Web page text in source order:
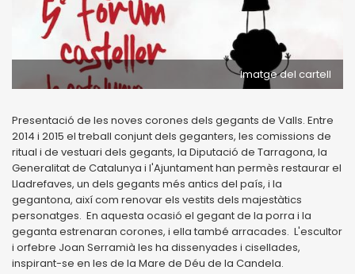
Imatge del cartell
Presentació de les noves corones dels gegants de Valls. Entre
2014 i 2015 el treball conjunt dels geganters, les comissions de
ritual i de vestuari dels gegants, la Diputació de Tarragona, la
Generalitat de Catalunya i l'Ajuntament han permès restaurar el
Lladrefaves, un dels gegants més antics del país, i la
gegantona, així com renovar els vestits dels majestàtics
personatges. En aquesta ocasió el gegant de la porra i la
geganta estrenaran corones, i ella també arracades. L'escultor
i orfebre Joan Serramià les ha dissenyades i cisellades,
inspirant-se en les de la Mare de Déu de la Candela.